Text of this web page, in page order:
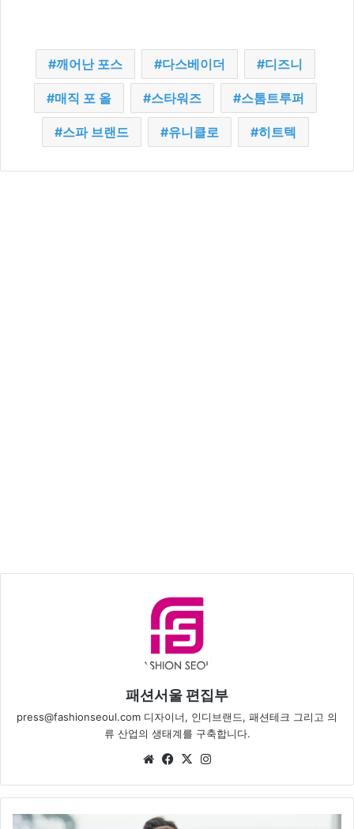
깨어난 포스 다스베이더 디즈니
매직 포 올 스타워즈 스톰트루퍼
스파 브랜드 유니클로 히트텍
패션서울 편집부
press@fashionseoul.com 디자이너, 인디브랜드, 패션테크 그리고 의
류 산업의 생태계를 구축합니다.
We
te
Fa
bo
X
ra